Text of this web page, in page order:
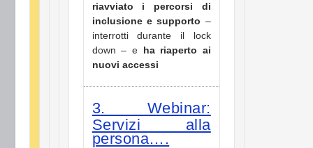
riavviato i percorsi di
inclusione e supporto –
interrotti durante il lock
down – e ha riaperto ai
nuovi accessi
3. Webinar:
Servizi alla
persona….